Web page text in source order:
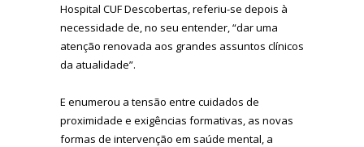
Hospital CUF Descobertas, referiu-se depois à
necessidade de, no seu entender, “dar uma
atenção renovada aos grandes assuntos clínicos
da atualidade”.
E enumerou a tensão entre cuidados de
proximidade e exigências formativas, as novas
formas de intervenção em saúde mental, a